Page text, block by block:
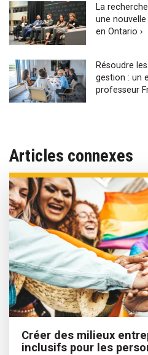
La
une
en Ontario ›
Résoudre
gestion : un
professeur
Articles connexes
Créer des milieux
inclusifs pour les